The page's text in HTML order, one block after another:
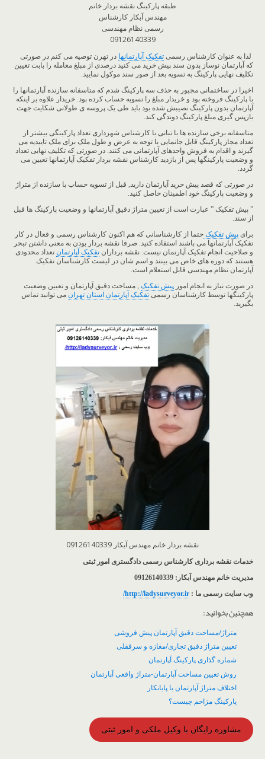
طبقه پارکینگ نقشه بردار خانم
مهندس آبکار کارشناس
رسمی نظام مهندسی
09126140339
لذا به عنوان کارشناس رسمی تفکیک آپارتمانها در تهرن توصیه می کنم در صورتی
که آپارتمان نوساز بدون سند پیش خرید می کنید درصدی از مبلغ معامله را بابت تعیین
تکلیف نهایی پارکینگ به تسویه بعد از صور سند موکول نمایید.
اخیرا در ساختمانی مجبور به حذف سه پارکینگ شدم که متاسفانه سازنده آپارتمانها را
با پارکینگ فروخته بود و خریدار مبلغ را تسویه حساب کرده بود. خریدار علاوه بر اینکه
آپارتمان بدون پارکینگ نصیبش شده بود باید طی یک پروسه ی طولانی شکایت جهت
بازپس گیری مبلغ پارکینگ دوندگی کند.
متاسفانه برخی سازنده ها با تبانی با کارشناس شهرداری تعداد پارکینگی بیشتر از
تعداد مجاز پارکینگ قابل جانمایی با توجه به عرض و طول ملک برای ملک تاییدیه می
گیرند و اقدام به فروش واحدهای آپارتمانی می کنند. در صورتی که تکلیف نهایی تعداد
و وضعیت پارکینگها پس از بازدید کارشناس نقشه بردار تفکیک آپارتمانها تعیین می
گردد.
در صورتی که قصد پیش خرید آپارتمان دارید, قبل از تسویه حساب با سازنده از متراژ
و وضعیت پارکینگ خود اطمینان حاصل کنید.
” پیش تفکیک ” عبارت است از تعیین متراژ دقیق آپارتمانها و وضعیت پارکینگ ها قبل
از سند.
برای پیش تفکیک حتما از کارشناسانی که هم اکنون کارشناس رسمی و فعال در کار
تفکیک آپارتمانها می باشند استفاده کنید. صرفا نقشه بردار بودن به معنی داشتن تبحر
و صلاحیت انجام تفکیک آپارتمان نیست. نقشه برداران تفکیک آپارتمان تعداد محدودی
هستند که دوره های خاص می بینند و اسم شان در لیست کارشناسان تفکیک
آپارتمان نظام مهندسی قابل استعلام است.
در صورت نیاز به انجام امور پیش تفکیک , مساحت دقیق آپارتمان و تعیین وضعیت
پارکینگها توسط کارشناسان رسمی تفکیک آپارتمان استان تهران می توانید تماس
بگیرید.
نقشه بردار خانم مهندس آبکار 09126140339
خدمات نقشه برداری کارشناس رسمی دادگستری امور ثبتی
مدیریت خانم مهندس آبکار: 09126140339
وب سایت رسمی ما : http://ladysurveyor.ir/
همچنین بخوانید:
متراژ/مساحت دقیق آپارتمان پیش فروشی
تعیین متراژ دقیق تجاری/مغازه و سرقفلی
شماره گذاری پارکینگ آپارتمان
روش تعیین مساحت آپارتمان-متراژ واقعی آپارتمان
اختلاف متراژ آپارتمان با پایانکار
پارکینگ مزاحم چیست؟
مشاوره رایگان با وکیل ملکی و امور ثبتی